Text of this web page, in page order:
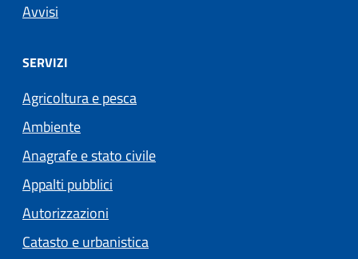
Avvisi
SERVIZI
Agricoltura e pesca
Ambiente
Anagrafe e stato civile
Appalti pubblici
Autorizzazioni
Catasto e urbanistica